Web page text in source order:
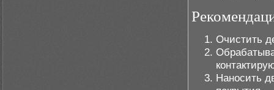
Очистить
Наносить